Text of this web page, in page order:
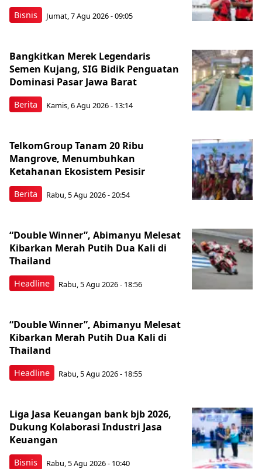
Bisnis Jumat, 7 Agu 2026 - 09:05
Berita
Bangkitkan Merek Legendaris
Semen Kujang, SIG Bidik Penguatan
Dominasi Pasar Jawa Barat
Kamis, 6 Agu 2026 - 13:14
Berita
TelkomGroup Tanam 20 Ribu
Mangrove, Menumbuhkan
Ketahanan Ekosistem Pesisir
Rabu, 5 Agu 2026 - 20:54
Headline
“Double Winner”, Abimanyu Melesat
Kibarkan Merah Putih Dua Kali di
Thailand
Rabu, 5 Agu 2026 - 18:56
Headline
“Double Winner”, Abimanyu Melesat
Kibarkan Merah Putih Dua Kali di
Thailand
Rabu, 5 Agu 2026 - 18:55
Bisnis
Liga Jasa Keuangan bank bjb 2026,
Dukung Kolaborasi Industri Jasa
Keuangan
Rabu, 5 Agu 2026 - 10:40